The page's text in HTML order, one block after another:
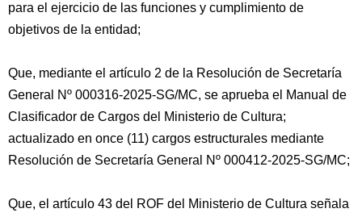
para el ejercicio de las funciones y cumplimiento de
objetivos de la entidad;
Que, mediante el artículo 2 de la Resolución de Secretaría
General Nº 000316-2025-SG/MC, se aprueba el Manual de
Clasificador de Cargos del Ministerio de Cultura;
actualizado en once (11) cargos estructurales mediante
Resolución de Secretaría General Nº 000412-2025-SG/MC;
Que, el artículo 43 del ROF del Ministerio de Cultura señala